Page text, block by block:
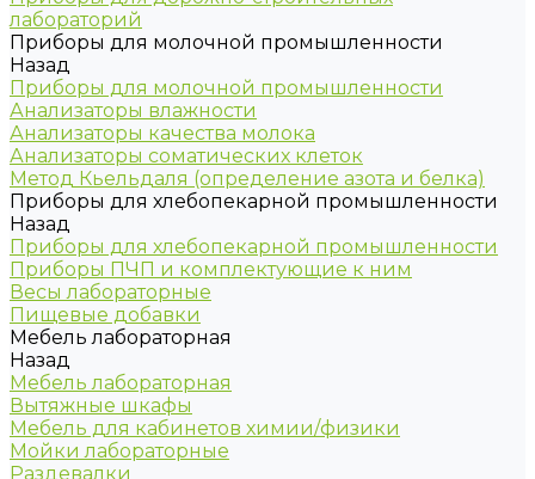
лабораторий
Приборы для молочной промышленности
Назад
Приборы для молочной промышленности
Анализаторы влажности
Анализаторы качества молока
Анализаторы соматических клеток
Метод Кьельдаля (определение азота и белка)
Приборы для хлебопекарной промышленности
Назад
Приборы для хлебопекарной промышленности
Приборы ПЧП и комплектующие к ним
Весы лабораторные
Пищевые добавки
Мебель лабораторная
Назад
Мебель лабораторная
Вытяжные шкафы
Мебель для кабинетов химии/физики
Мойки лабораторные
Раздевалки